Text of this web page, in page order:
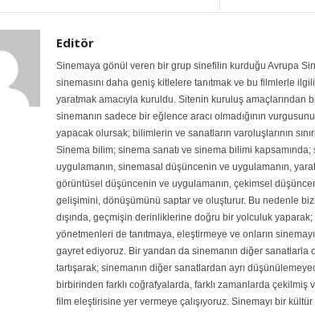
Editör
Sinemaya gönül veren bir grup sinefilin kurduğu Avrupa
sinemasını daha geniş kitlelere tanıtmak ve bu filmlerle
yaratmak amacıyla kuruldu. Sitenin kuruluş amaçlarından
sinemanın sadece bir eğlence aracı olmadığının
yapacak olursak; bilimlerin ve sanatların varoluşlarının
Sinema bilim; sinema sanatı ve sinema bilimi
uygulamanın, sinemasal düşüncenin ve uygulamanın,
görüntüsel düşüncenin ve uygulamanın, çekimsel
gelişimini, dönüşümünü saptar ve oluşturur. Bu nedenle
dışında, geçmişin derinliklerine doğru bir yolculuk
yönetmenleri de tanıtmaya, eleştirmeye ve onların sinemayı
gayret ediyoruz. Bir yandan da sinemanın diğer sanatlarla
tartışarak; sinemanın diğer sanatlardan ayrı
birbirinden farklı coğrafyalarda, farklı zamanlarda çekilmiş
film eleştirisine yer vermeye çalışıyoruz. Sinemayı bir